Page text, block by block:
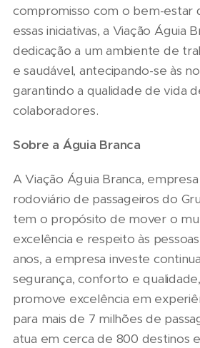
compromisso com o bem-estar
essas iniciativas, a Viação Águia
dedicação a um ambiente de
e saudável, antecipando-se às
garantindo a qualidade de vida
colaboradores.
Sobre a Águia Branca
A Viação Águia Branca,
rodoviário de passageiros do
tem o propósito de mover o
excelência e respeito às
anos, a empresa investe
segurança, conforto e
promove excelência em
para mais de 7 milhões de
atua em cerca de 800 destinos